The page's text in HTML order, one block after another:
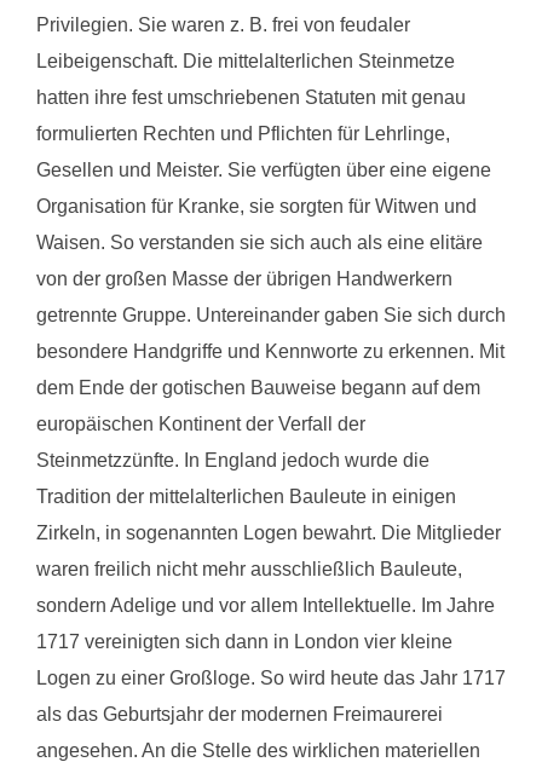
Privilegien. Sie waren z. B. frei von feudaler
Leibeigenschaft. Die mittelalterlichen Steinmetze
hatten ihre fest umschriebenen Statuten mit genau
formulierten Rechten und Pflichten für Lehrlinge,
Gesellen und Meister. Sie verfügten über eine eigene
Organisation für Kranke, sie sorgten für Witwen und
Waisen. So verstanden sie sich auch als eine elitäre
von der großen Masse der übrigen Handwerkern
getrennte Gruppe. Untereinander gaben Sie sich durch
besondere Handgriffe und Kennworte zu erkennen. Mit
dem Ende der gotischen Bauweise begann auf dem
europäischen Kontinent der Verfall der
Steinmetzzünfte. In England jedoch wurde die
Tradition der mittelalterlichen Bauleute in einigen
Zirkeln, in sogenannten Logen bewahrt. Die Mitglieder
waren freilich nicht mehr ausschließlich Bauleute,
sondern Adelige und vor allem Intellektuelle. Im Jahre
1717 vereinigten sich dann in London vier kleine
Logen zu einer Großloge. So wird heute das Jahr 1717
als das Geburtsjahr der modernen Freimaurerei
angesehen. An die Stelle des wirklichen materiellen